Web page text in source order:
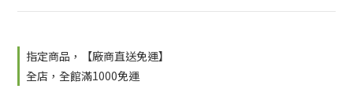
指定商品，【廠商直送免運】
全店，全館滿1000免運